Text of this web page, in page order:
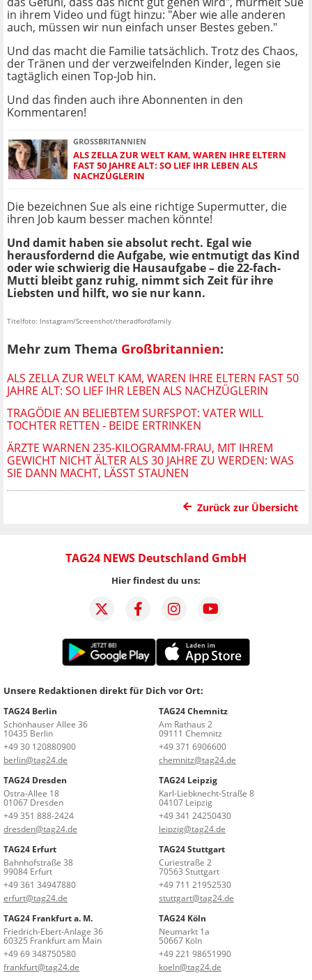
in ihrem Video und fügt hinzu: "Aber wie alle anderen
auch, müssen wir nun einfach unser Bestes geben."
Und das macht die Familie tatsächlich. Trotz des Chaos,
der Tränen und der verzweifelnden Kinder, legen sie
tagtäglich einen Top-Job hin.
Und das finden auch ihre Abonnenten in den
Kommentaren!
GROSSBRITANNIEN
ALS ZELLA ZUR WELT KAM, WAREN IHRE ELTERN
FAST 50 JAHRE ALT: SO LIEF IHR LEBEN ALS
NACHZÜGLERIN
Die bezeichnen Sue als eine richtige Supermutter, die
ihren Job kaum besser machen könnte!
Und damit haben sie absolut recht. Egal wie
herausfordernd die Aufgabe, wie entmutigt das Kind
oder wie schwierig die Hausaufgabe – die 22-fach-
Mutti bleibt ganz ruhig, nimmt sich Zeit für ihre
Liebsten und hilft, wo sie nur kann.
Titelfoto: Instagram/Screenshot/theradfordfamily
Mehr zum Thema Großbritannien:
ALS ZELLA ZUR WELT KAM, WAREN IHRE ELTERN FAST 50
JAHRE ALT: SO LIEF IHR LEBEN ALS NACHZÜGLERIN
TRAGÖDIE AN BELIEBTEM SURFSPOT: VATER WILL
TOCHTER RETTEN - BEIDE ERTRINKEN
ÄRZTE WARNEN 235-KILOGRAMM-FRAU, MIT IHREM
GEWICHT NICHT ÄLTER ALS 30 JAHRE ZU WERDEN: WAS
SIE DANN MACHT, LÄSST STAUNEN
Zurück zur Übersicht
TAG24 NEWS Deutschland GmbH
Hier findest du uns:
Unsere Redaktionen direkt für Dich vor Ort:
TAG24 Berlin
Schönhauser Allee 36
10435 Berlin
+49 30 120880900
berlin@tag24.de
TAG24 Chemnitz
Am Rathaus 2
09111 Chemnitz
+49 371 6906600
chemnitz@tag24.de
TAG24 Dresden
Ostra-Allee 18
01067 Dresden
+49 351 888-2424
dresden@tag24.de
TAG24 Leipzig
Karl-Liebknecht-Straße 8
04107 Leipzig
+49 341 24250430
leipzig@tag24.de
TAG24 Erfurt
Bahnhofstraße 38
99084 Erfurt
+49 361 34947880
erfurt@tag24.de
TAG24 Stuttgart
Curiestraße 2
70563 Stuttgart
+49 711 21952530
stuttgart@tag24.de
TAG24 Frankfurt a. M.
Friedrich-Ebert-Anlage 36
60325 Frankfurt am Main
+49 69 348750580
frankfurt@tag24.de
TAG24 Köln
Neumarkt 1a
50667 Köln
+49 221 98651990
koeln@tag24.de